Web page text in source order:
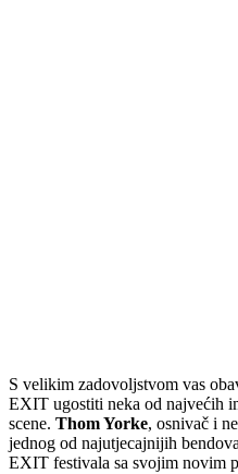
S velikim zadovoljstvom vas
EXIT ugostiti neka od najvećih
scene. Thom Yorke, osnivač i
jednog od najutjecajnijih
EXIT festivala sa svojim novim